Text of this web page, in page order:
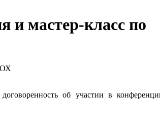
и мастер-класс по
об участии в